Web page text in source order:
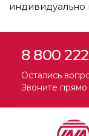
8 800
Остались
Звоните прямо